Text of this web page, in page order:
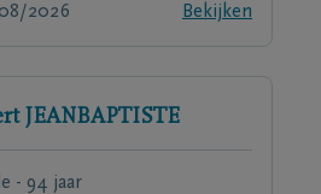
2026
Bekijken
JEANBAPTISTE
- 94 jaar